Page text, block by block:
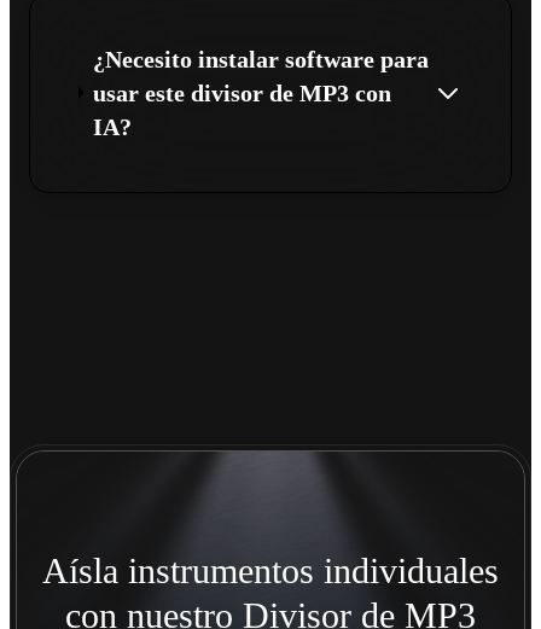
¿Necesito instalar software para
usar este divisor de MP3 con
IA?
Aísla instrumentos individuales
con nuestro Divisor de MP3